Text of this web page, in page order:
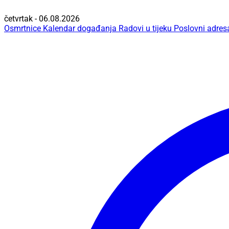
četvrtak - 06.08.2026
Osmrtnice Kalendar događanja Radovi u tijeku Poslovni